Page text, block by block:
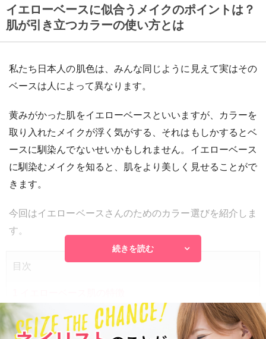
イエローベースに似合うメイクのポイントは？
肌が引き立つカラーの使い方とは
私たち日本人の肌色は、みんな同じように見えて実はその
ベースは人によって異なります。
黄みがかった肌をイエローベースといいますが、カラーを
取り入れたメイクが浮く気がする、それはもしかするとベ
ースに馴染んでないせいかもしれません。イエローベース
に馴染むメイクを知ると、肌をより美しく見せることがで
きます。
今回はイエローベースさんのためのカラー選びを紹介しま
す。
目次
2イエローベースに似合うカラーとは
3イエローベースが引き立つメイク方法
続きを読む